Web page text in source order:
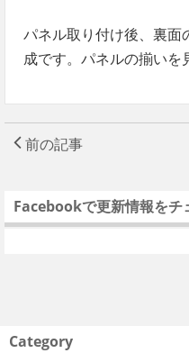
パネル取り付け後、裏面
成です。パネルの揃いを
前の記事
Facebookで更新情報をチ
Category